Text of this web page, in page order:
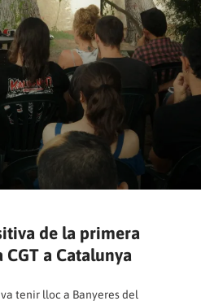
de la primera
CGT a Catalunya
tenir lloc a Banyeres del